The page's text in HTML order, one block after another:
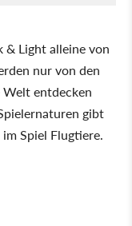
Light alleine von
nur von den
entdecken
gibt
Spiel Flugtiere.